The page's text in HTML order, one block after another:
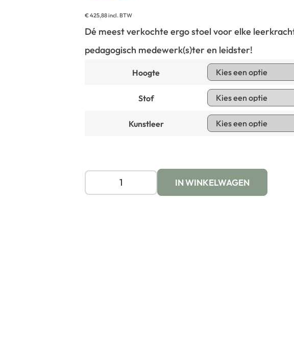
€425,88incl. BTW
Dé meest verkochte ergo stoel voor elke
pedagogisch medewerk(s)ter en leidster!
Hoogte
Stof
Kunstleer
IN WINKELWAGEN